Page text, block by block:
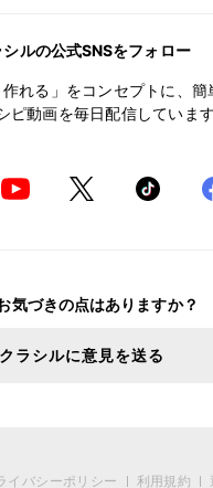
シルの公式SNSをフォロー
作れる」をコンセプトに、簡
ピ動画を毎日配信しています
気づきの点はありますか？
クラシルに意見を送る
イバシーポリシー 利用規約